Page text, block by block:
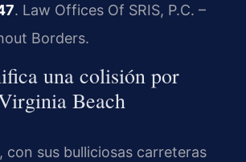
. Law Offices Of SRIS, P.C. –
Borders.
una colisión por
Beach
con sus bulliciosas carreteras